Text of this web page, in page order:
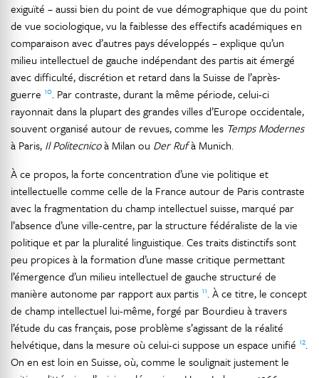
exiguïté – aussi bien du point de vue démographique que du point
de vue sociologique, vu la faiblesse des effectifs académiques en
comparaison avec d’autres pays développés – explique qu’un
milieu intellectuel de gauche indépendant des partis ait émergé
avec difficulté, discrétion et retard dans la Suisse de l’après-
guerre 10. Par contraste, durant la même période, celui-ci
rayonnait dans la plupart des grandes villes d’Europe occidentale,
souvent organisé autour de revues, comme les Temps Modernes
à Paris, Il Politecnicoà Milan ou Der Rufà Munich.
À ce propos, la forte concentration d’une vie politique et
intellectuelle comme celle de la France autour de Paris contraste
avec la fragmentation du champ intellectuel suisse, marqué par
l’absence d’une ville-centre, par la structure fédéraliste de la vie
politique et par la pluralité linguistique. Ces traits distinctifs sont
peu propices à la formation d’une masse critique permettant
l’émergence d’un milieu intellectuel de gauche structuré de
manière autonome par rapport aux partis 11. À ce titre, le concept
de champ intellectuel lui-même, forgé par Bourdieu à travers
l’étude du cas français, pose problème s’agissant de la réalité
helvétique, dans la mesure où celui-ci suppose un espace unifié 12.
On en est loin en Suisse, où, comme le soulignait justement le